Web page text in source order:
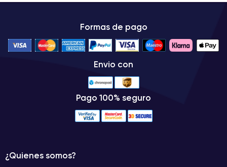
Formas de pago
Envio con
Pago 100% seguro
¿Quienes somos?